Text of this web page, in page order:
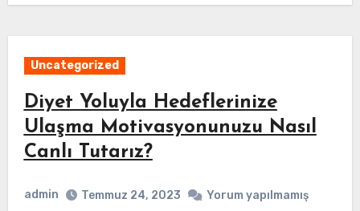
Uncategorized
Diyet Yoluyla Hedeflerinize
Ulaşma Motivasyonunuzu Nasıl
Canlı Tutarız?
admin Temmuz 24, 2023 Yorum yapılmamış